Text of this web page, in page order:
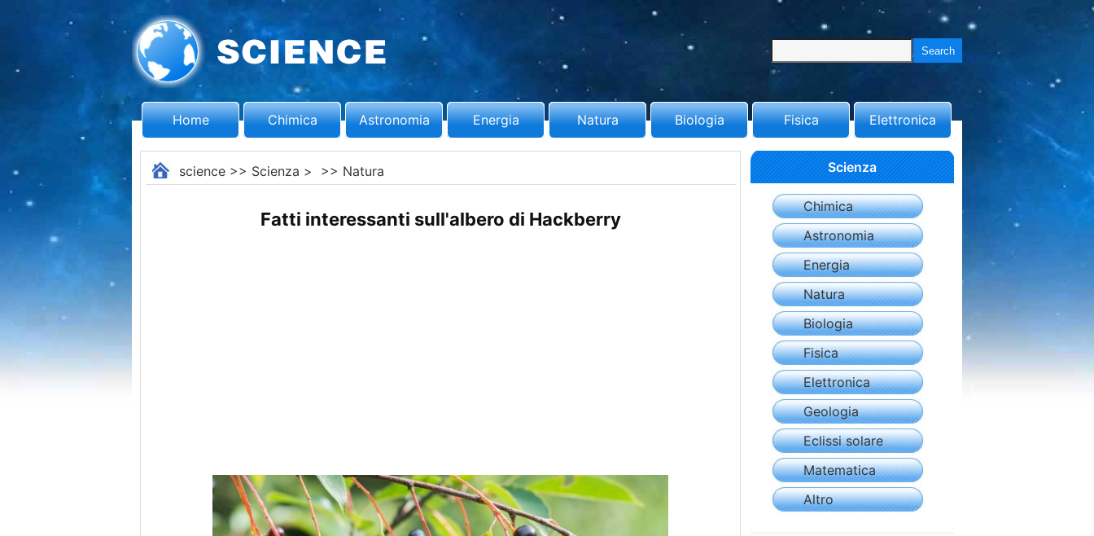
Home Chimica Astronomia Energia Natura Biologia Fisica Elettronica
science>> Scienza > >> Natura
Fatti interessanti sull'albero di Hackberry
Scienza
Chimica
Astronomia
Energia
Natura
Biologia
Fisica
Elettronica
Geologia
Eclissi solare
Matematica
Altro